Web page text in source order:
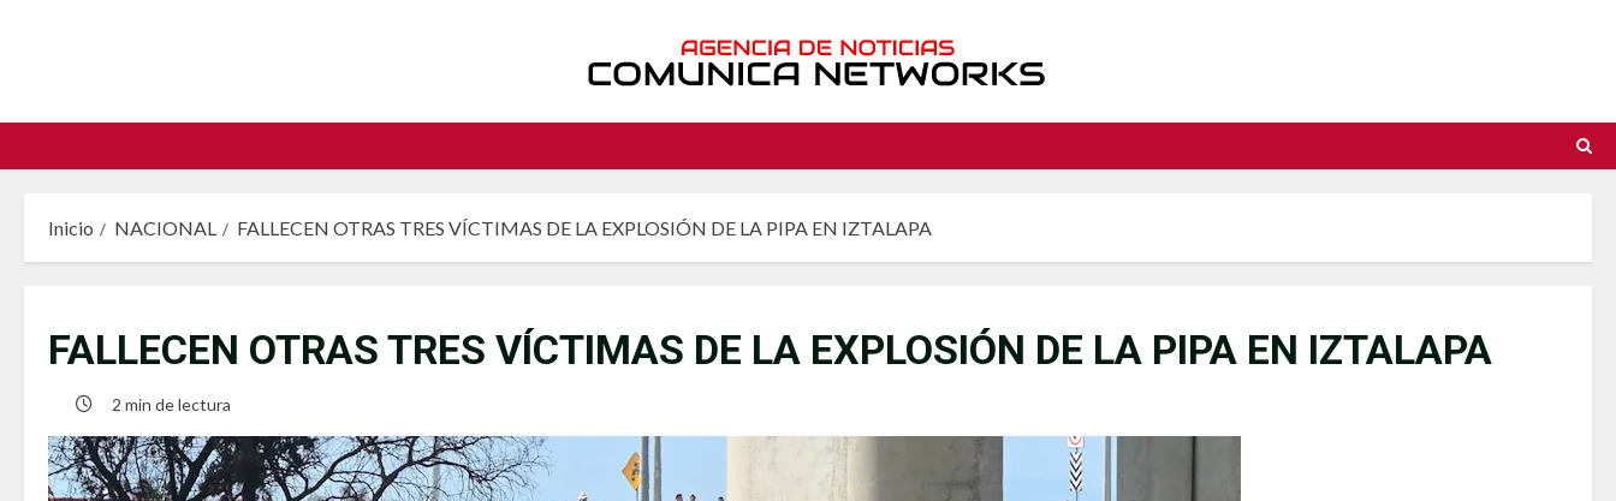
Inicio NACIONAL FALLECEN OTRAS TRES VÍCTIMAS DE LA EXPLOSIÓN DE LA PIPA EN IZTALAPA
FALLECEN OTRAS TRES VÍCTIMAS DE LA EXPLOSIÓN DE LA PIPA EN IZTALAPA
2 min de lectura